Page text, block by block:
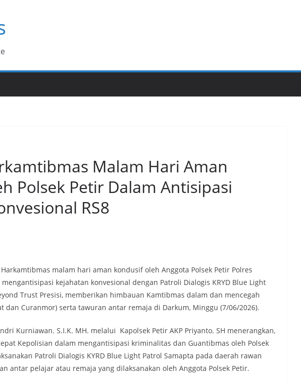
Malam Hari Aman
Polsek Petir Dalam Antisipasi
RS8
Harkamtibmas malam hari aman kondusif oleh Anggota Polsek Petir Polres
kejahatan konvesional dengan Patroli Dialogis KRYD Blue Light
Trust Presisi, memberikan himbauan Kamtibmas dalam dan mencegah
dan Curanmor) serta tawuran antar remaja di Darkum, Minggu (7/06/2026).
Kurniawan. S.I.K. MH. melalui Kapolsek Petir AKP Priyanto. SH menerangkan,
Kepolisian dalam mengantisipasi kriminalitas dan Guantibmas oleh Polsek
Patroli Dialogis KYRD Blue Light Patrol Samapta pada daerah rawan
antar pelajar atau remaja yang dilaksanakan oleh Anggota Polsek Petir.